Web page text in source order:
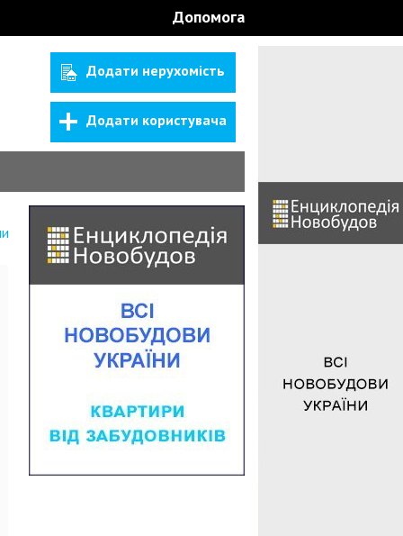
Допомога
Додати нерухомість
Додати користувача